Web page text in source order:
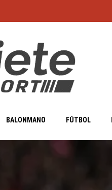
BALONMANO FÚTBOL